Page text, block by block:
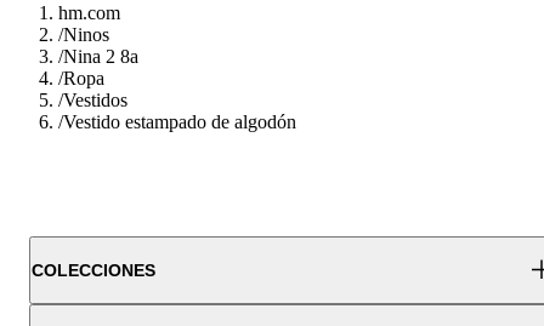
hm.com
/Ninos
/Nina 2 8a
/Ropa
/Vestidos
/Vestido estampado de algodón
COLECCIONES